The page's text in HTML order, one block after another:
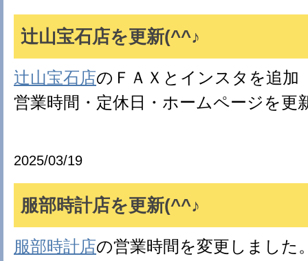
辻山宝石店を更新(^^♪
辻山宝石店のＦＡＸとインスタを追加
営業時間・定休日・ホームページを更
2025/03/19
服部時計店を更新(^^♪
服部時計店の営業時間を変更しました